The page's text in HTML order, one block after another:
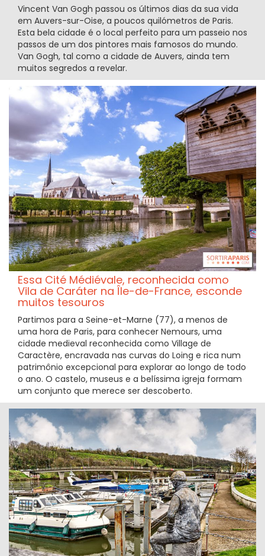
Vincent Van Gogh passou os últimos dias da sua vida
em Auvers-sur-Oise, a poucos quilómetros de Paris.
Esta bela cidade é o local perfeito para um passeio nos
passos de um dos pintores mais famosos do mundo.
Van Gogh, tal como a cidade de Auvers, ainda tem
muitos segredos a revelar.
Essa Cité Médiévale, reconhecida como
Vila de Caráter na Île-de-France, esconde
muitos tesouros
Partimos para a Seine-et-Marne (77), a menos de
uma hora de Paris, para conhecer Nemours, uma
cidade medieval reconhecida como Village de
Caractère, encravada nas curvas do Loing e rica num
patrimônio excepcional para explorar ao longo de todo
o ano. O castelo, museus e a belíssima igreja formam
um conjunto que merece ser descoberto.